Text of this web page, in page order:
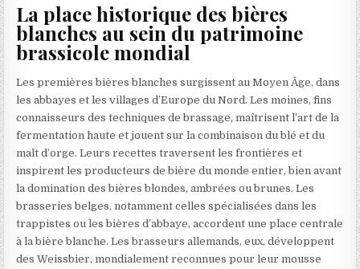
La place historique des bières
blanches au sein du patrimoine
brassicole mondial
Les premières bières blanches surgissent au Moyen Âge, dans
les abbayes et les villages d’Europe du Nord. Les moines, fins
connaisseurs des techniques de brassage, maîtrisent l’art de la
fermentation haute et jouent sur la combinaison du blé et du
malt d’orge. Leurs recettes traversent les frontières et
inspirent les producteurs de bière du monde entier, bien avant
la domination des bières blondes, ambrées ou brunes. Les
brasseries belges, notamment celles spécialisées dans les
trappistes ou les bières d’abbaye, accordent une place centrale
à la bière blanche. Les brasseurs allemands, eux, développent
des Weissbier, mondialement reconnues pour leur mousse